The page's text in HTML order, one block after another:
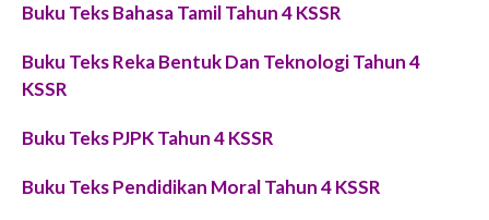
Buku Teks Bahasa Tamil Tahun 4 KSSR
Buku Teks Reka Bentuk Dan Teknologi Tahun 4
KSSR
Buku Teks PJPK Tahun 4 KSSR
Buku Teks Pendidikan Moral Tahun 4 KSSR